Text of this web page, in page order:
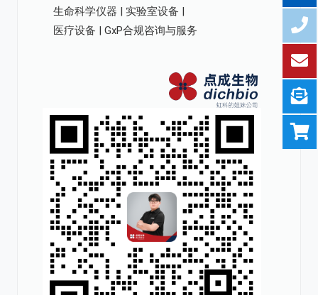
生命科学仪器 | 实验室设备 |
医疗设备 | GxP合规咨询与服务